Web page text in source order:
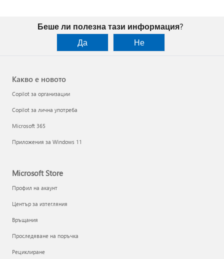
Беше ли полезна тази информация?
Да
Не
Какво е новото
Copilot за организации
Copilot за лична употреба
Microsoft 365
Приложения за Windows 11
Microsoft Store
Профил на акаунт
Център за изтегляния
Връщания
Проследяване на поръчка
Рециклиране